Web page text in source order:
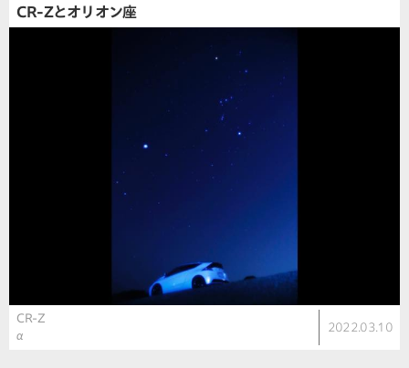
CR-Zとオリオン座
CR-Z
α
2022.03.10